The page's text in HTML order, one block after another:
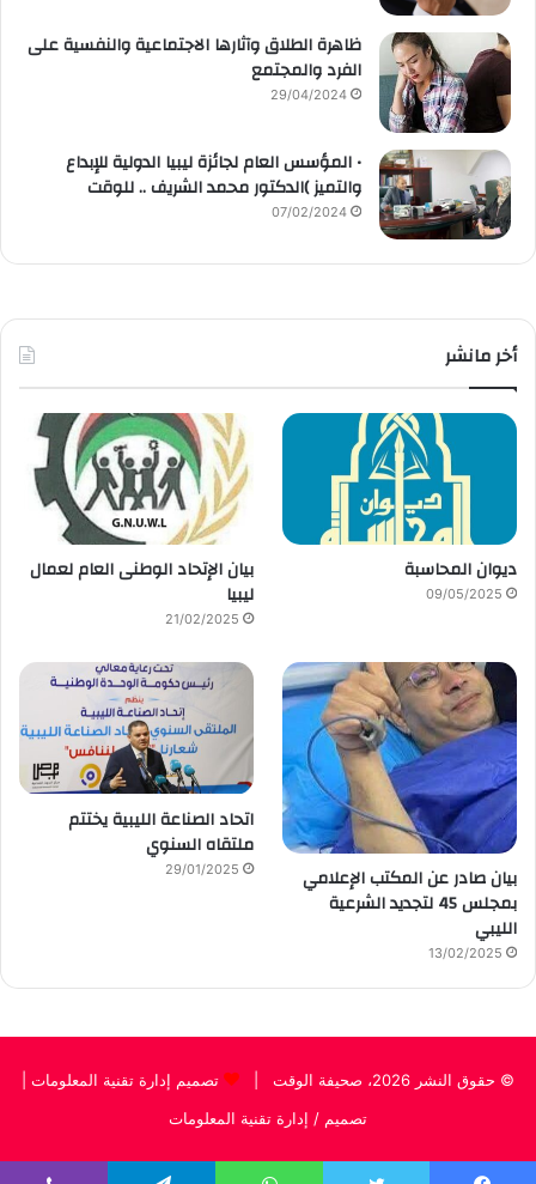
ظاهرة الطلاق وآثارها الاجتماعية والنفسية على
الفرد والمجتمع
29/04/2024
• المؤسس العام لجائزة ليبيا الدولية للإبداع
والتميز )الدكتور محمد الشريف .. للوقت
07/02/2024
أخر مانشر
ديوان المحاسبة
09/05/2025
بيان الإتحاد الوطنى العام لعمال
ليبيا
21/02/2025
بيان صادر عن المكتب الإعلامي
بمجلس 45 لتجديد الشرعية
الليبي
13/02/2025
اتحاد الصناعة الليبية يختتم
ملتقاه السنوي
29/01/2025
© حقوق النشر 2026، صحيفة الوقت | تصميم إدارة تقنية المعلومات
تصميم / إدارة تقنية المعلومات